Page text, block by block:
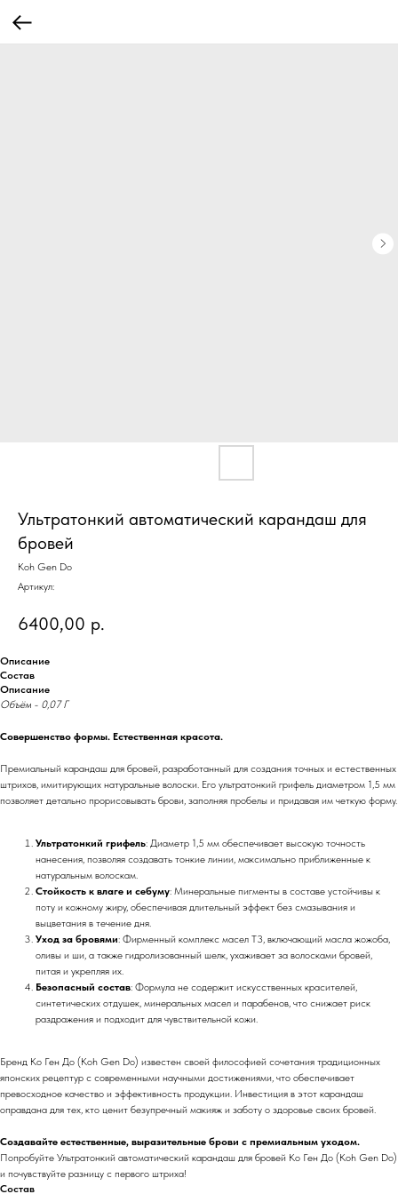
Ультратонкий автоматический карандаш для
бровей
Koh Gen Do
Артикул:
6400,00 р.
Описание
Состав
Описание
Объём - 0,07 Г
Совершенство формы. Естественная красота.
Премиальный карандаш для бровей, разработанный для создания точных и естественных
штрихов, имитирующих натуральные волоски. Его ультратонкий грифель диаметром 1,5 мм
позволяет детально прорисовывать брови, заполняя пробелы и придавая им четкую форму.
Ультратонкий грифель: Диаметр 1,5 мм обеспечивает высокую точность
нанесения, позволяя создавать тонкие линии, максимально приближенные к
натуральным волоскам.
Стойкость к влаге и себуму: Минеральные пигменты в составе устойчивы к
поту и кожному жиру, обеспечивая длительный эффект без смазывания и
выцветания в течение дня.
Уход за бровями: Фирменный комплекс масел T3, включающий масла жожоба,
оливы и ши, а также гидролизованный шелк, ухаживает за волосками бровей,
питая и укрепляя их.
Безопасный состав: Формула не содержит искусственных красителей,
синтетических отдушек, минеральных масел и парабенов, что снижает риск
раздражения и подходит для чувствительной кожи.
Бренд Ко Ген До (Koh Gen Do) известен своей философией сочетания традиционных
японских рецептур с современными научными достижениями, что обеспечивает
превосходное качество и эффективность продукции. Инвестиция в этот карандаш
оправдана для тех, кто ценит безупречный макияж и заботу о здоровье своих бровей.
Создавайте естественные, выразительные брови с премиальным уходом.
Попробуйте Ультратонкий автоматический карандаш для бровей Ко Ген До (Koh Gen Do)
и почувствуйте разницу с первого штриха!
Состав